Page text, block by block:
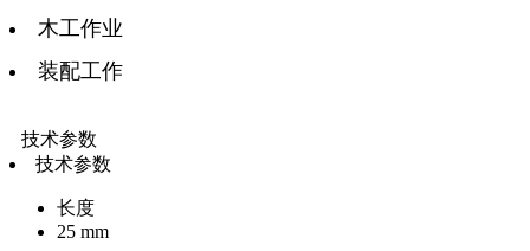
木工作业
装配工作
技术参数
技术参数
长度
25 mm